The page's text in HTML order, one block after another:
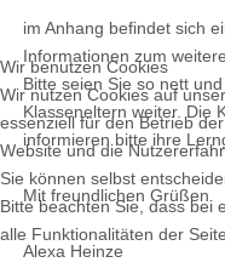
im Anhang befindet sich
Informationen zum
Bitte seien Sie so nett
Klasseneltern weiter. Die
informieren bitte ihre
Mit freundlichen Grüßen
Alexa Heinze
Wir benutzen Cookies
Wir nutzen Cookies auf
essenziell für den Betrieb
Website und die
Sie können selbst
Bitte beachten Sie, dass bei
alle Funktionalitäten der